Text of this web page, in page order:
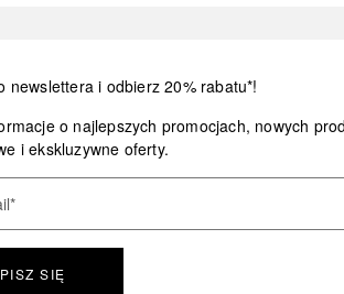
newslettera i odbierz 20% rabatu*!
o najlepszych promocjach, nowych
i ekskluzywne oferty.
*
SIĘ